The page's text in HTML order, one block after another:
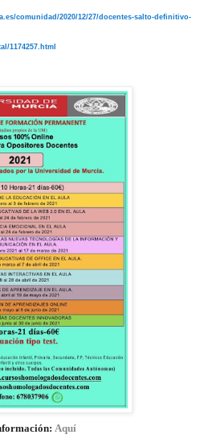
comunidad/2020/12/27/docentes-salto-definitivo-
1174257.html
Aquí